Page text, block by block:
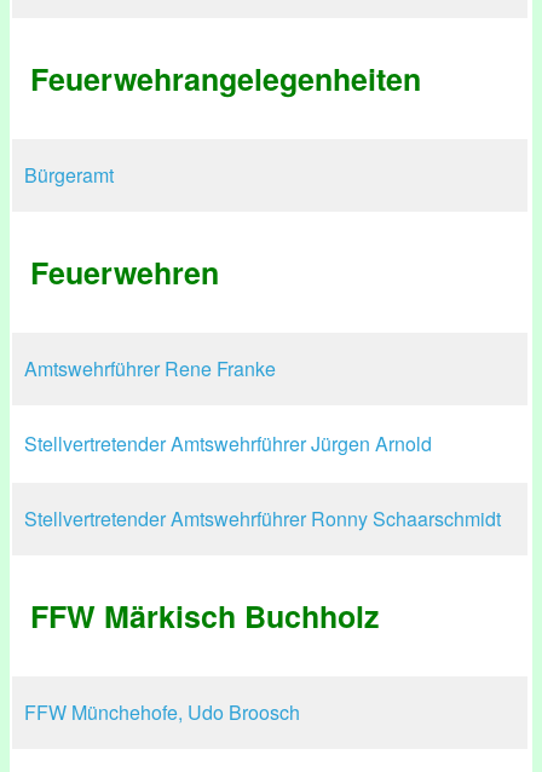
Feuerwehrangelegenheiten
Bürgeramt
Feuerwehren
Amtswehrführer Rene Franke
Stellvertretender Amtswehrführer Jürgen Arnold
Stellvertretender Amtswehrführer Ronny Schaarschmidt
FFW Märkisch Buchholz
FFW Münchehofe, Udo Broosch